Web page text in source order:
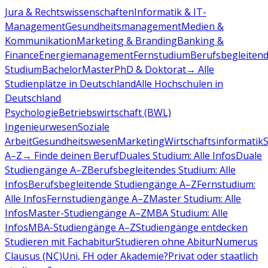
Jura & RechtswissenschaftenInformatik & IT-
ManagementGesundheitsmanagementMedien &
KommunikationMarketing & BrandingBanking &
FinanceEnergiemanagementFernstudiumBerufsbegleitend
StudiumBachelorMasterPhD & Doktorat→ Alle
Studienplätze in DeutschlandAlle Hochschulen in
Deutschland
PsychologieBetriebswirtschaft (BWL)
IngenieurwesenSoziale
ArbeitGesundheitswesenMarketingWirtschaftsinformatik
A–Z→ Finde deinen BerufDuales Studium: Alle InfosDuale
Studiengänge A–ZBerufsbegleitendes Studium: Alle
InfosBerufsbegleitende Studiengänge A–ZFernstudium:
Alle InfosFernstudiengänge A–ZMaster Studium: Alle
InfosMaster-Studiengänge A–ZMBA Studium: Alle
InfosMBA-Studiengänge A–ZStudiengänge entdecken
Studieren mit FachabiturStudieren ohne AbiturNumerus
Clausus (NC)Uni, FH oder Akademie?Privat oder staatlich